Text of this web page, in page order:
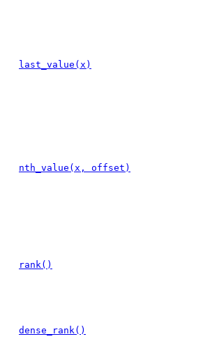
last_value(x)
nth_value(x, offset)
rank()
dense_rank()